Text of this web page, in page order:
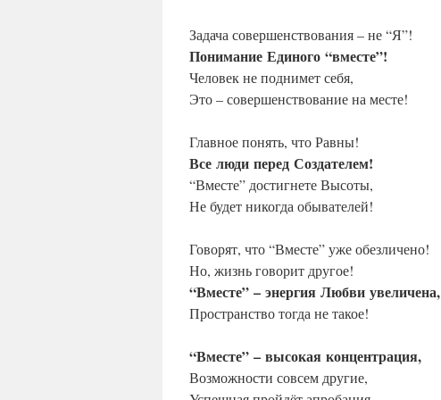
Задача совершенствования – не “Я”!
Понимание Единого “вместе”!
Человек не поднимет себя,
Это – совершенствование на месте!
Главное понять, что Равны!
Все люди перед Создателем!
“Вместе” достигнете Высоты,
Не будет никогда обывателей!
Говорят, что “Вместе” уже обезличено!
Но, жизнь говорит другое!
“Вместе” – энергия Любви увеличена,
Пространство тогда не такое!
“Вместе” – высокая концентрация,
Возможности совсем другие,